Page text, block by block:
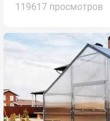
119617 просмотров